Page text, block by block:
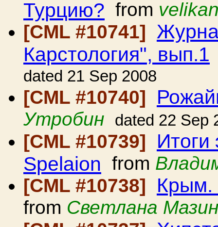
Турцию? from
[CML #10741]
Карстология", вып.1
dated 21 Sep 2008
[CML #10740]
Утробин dated 22 Sep
[CML #10739] Итоги
Spelaion from
[CML #10738]
Крым.
from Светлана